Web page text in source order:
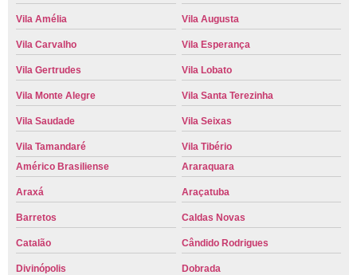
Vila Amélia Vila Augusta
Vila Carvalho Vila Esperança
Vila Gertrudes Vila Lobato
Vila Monte Alegre Vila Santa Terezinha
Vila Saudade Vila Seixas
Vila Tamandaré
Vila Tibério
Américo Brasiliense
Araraquara
Araxá Araçatuba
Barretos Caldas Novas
Catalão Cândido Rodrigues
Divinópolis Dobrada